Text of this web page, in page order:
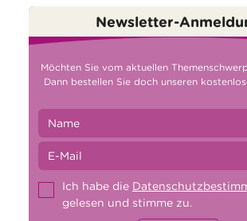
Newsletter-
Möchten Sie vom aktuellen
Dann bestellen Sie doch unseren
Ich habe die
gelesen und stimme zu.